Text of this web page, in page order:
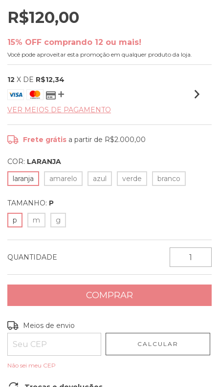
R$120,00
15% OFF comprando 12 ou mais!
Você pode aproveitar esta promoção em qualquer produto da loja.
12 X DE R$12,34
VER MEIOS DE PAGAMENTO
Frete grátis a partir de R$2.000,00
COR: LARANJA
laranja
amarelo azul verde branco
TAMANHO: P
p
m g
QUANTIDADE
Entregas para o CEP:
Meios de envio
CALCULAR
Não sei meu CEP